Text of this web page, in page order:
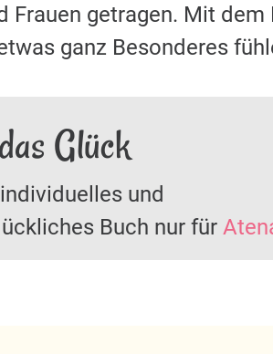
Frauen getragen. Mit dem
ganz Besonderes
Glück
und
Buch nur für